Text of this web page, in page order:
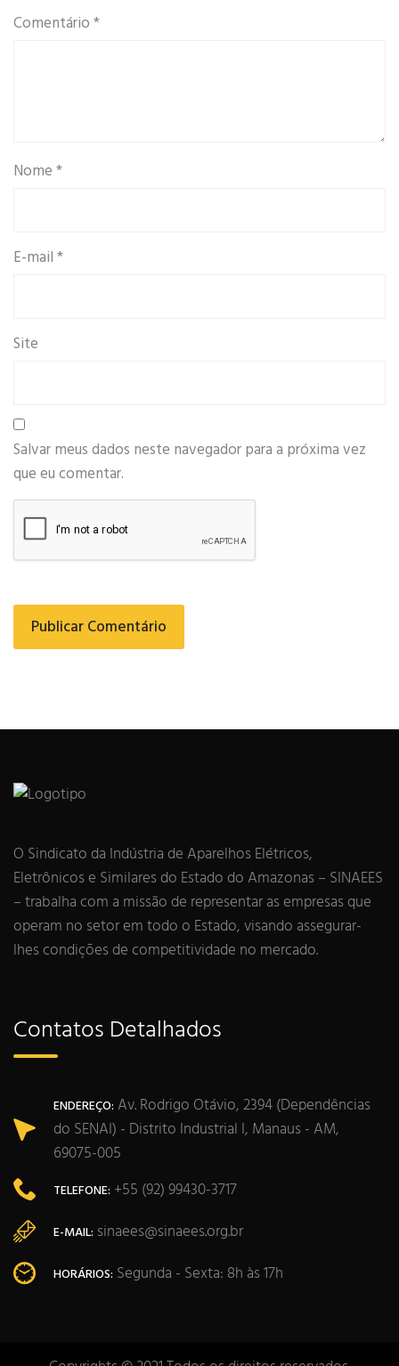
Comentário*
Nome*
E-mail*
Site
Salvar meus dados neste navegador para a próxima vez
que eu comentar.
O Sindicato da Indústria de Aparelhos Elétricos,
Eletrônicos e Similares do Estado do Amazonas – SINAEES
– trabalha com a missão de representar as empresas que
operam no setor em todo o Estado, visando assegurar-
lhes condições de competitividade no mercado.
Contatos Detalhados
ENDEREÇO: Av. Rodrigo Otávio, 2394 (Dependências
do SENAI) - Distrito Industrial I, Manaus - AM,
69075-005
TELEFONE: +55 (92) 99430-3717
E-MAIL: sinaees@sinaees.org.br
HORÁRIOS: Segunda - Sexta: 8h às 17h